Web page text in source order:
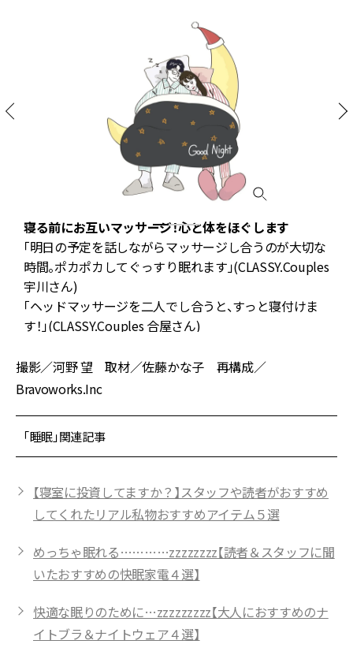
寝る前にお互いマッサージ！心と体をほぐします
「明日の予定を話しながらマッサージし合うのが大切な
時間。ポカポカしてぐっすり眠れます」(CLASSY.Couples
宇川さん)
「ヘッドマッサージを二人でし合うと、すっと寝付けま
す！」(CLASSY.Couples 合屋さん)
撮影／河野 望 取材／佐藤かな子 再構成／
Bravoworks.Inc
「睡眠」関連記事
【寝室に投資してますか？】スタッフや読者がおすすめ
してくれたリアル私物おすすめアイテム５選
めっちゃ眠れる…………zzzzzzzz【読者＆スタッフに聞
いたおすすめの快眠家電４選】
快適な眠りのために…zzzzzzzzz【大人におすすめのナ
イトブラ＆ナイトウェア４選】